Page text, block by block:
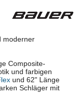
moderner
Composite-
und farbigen
und 62" Länge
Schläger mit